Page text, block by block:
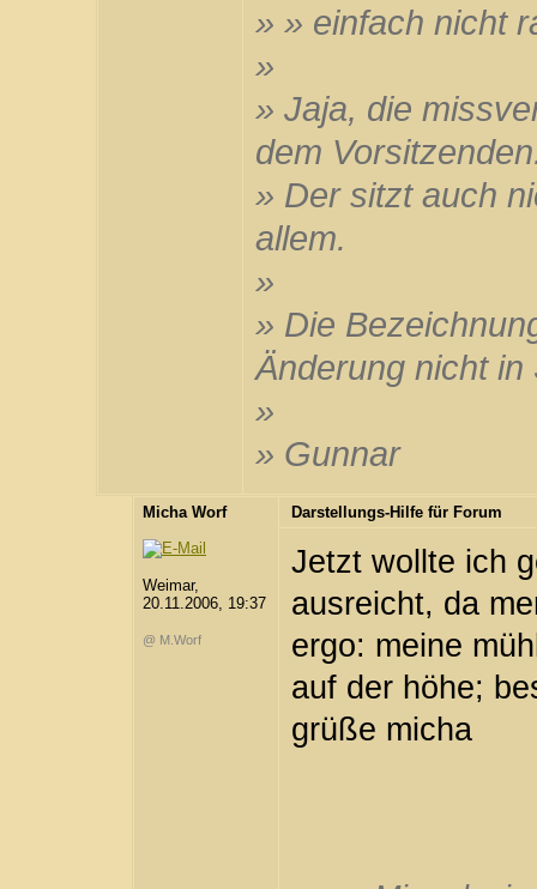
» » einfach nicht
»
» Jaja, die
dem
» Der sitzt auch
allem.
»
» Die
Änderung nicht in
»
» Gunnar
Micha Worf
Weimar,
20.11.2006, 19:37
@ M.Worf
Darstellungs-Hilfe für Forum
Jetzt wollte ich
ausreicht, da
ergo: meine
auf der höhe;
grüße micha